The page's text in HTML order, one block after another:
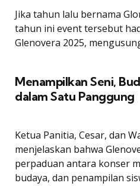
Jika tahun lalu bernama
tahun ini event tersebut
Glenovera 2025,
Menampilkan Seni,
dalam Satu Panggung
Ketua Panitia, Cesar, dan
menjelaskan bahwa
perpaduan antara konser
budaya, dan penampilan